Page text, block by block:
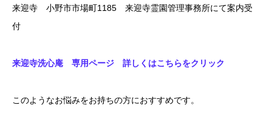
来迎寺 小野市市場町1185 来迎寺霊園管理事務所にて案内受
付
来迎寺洗心庵 専用ページ 詳しくはこちらをクリック
このようなお悩みをお持ちの方におすすめです。